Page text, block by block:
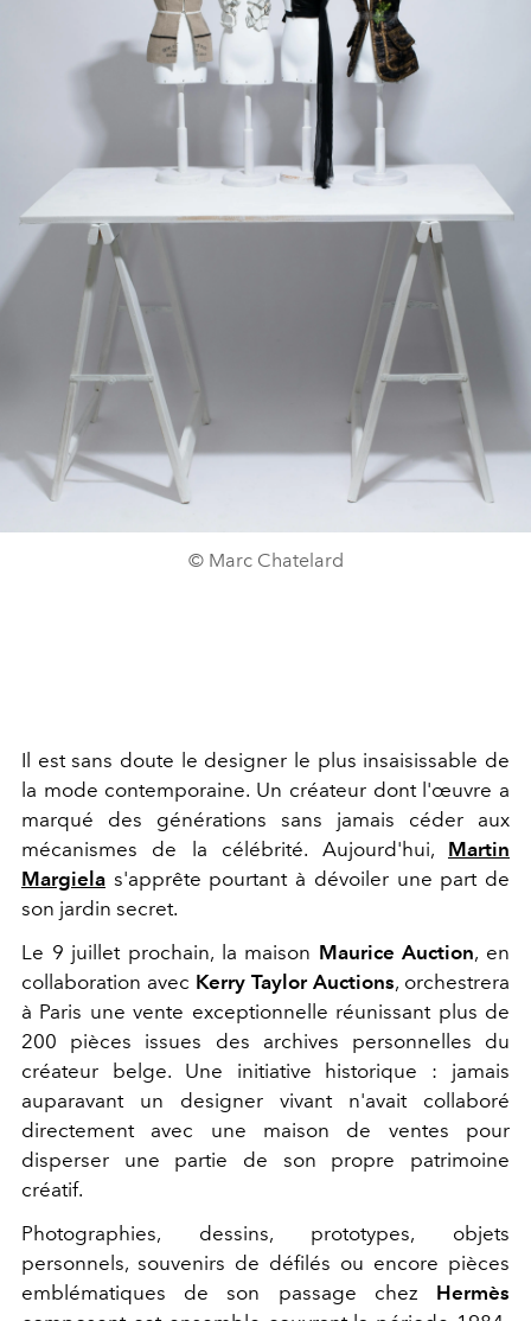
© Marc Chatelard
Il est sans doute le designer le plus insaisissable de
la mode contemporaine. Un créateur dont l'œuvre a
marqué des générations sans jamais céder aux
mécanismes de la célébrité. Aujourd'hui, Martin
Margiela s'apprête pourtant à dévoiler une part de
son jardin secret.
Le 9 juillet prochain, la maison Maurice Auction, en
collaboration avec Kerry Taylor Auctions, orchestrera
à Paris une vente exceptionnelle réunissant plus de
200 pièces issues des archives personnelles du
créateur belge. Une initiative historique : jamais
auparavant un designer vivant n'avait collaboré
directement avec une maison de ventes pour
disperser une partie de son propre patrimoine
créatif.
Photographies, dessins, prototypes, objets
personnels, souvenirs de défilés ou encore pièces
emblématiques de son passage chez Hermès